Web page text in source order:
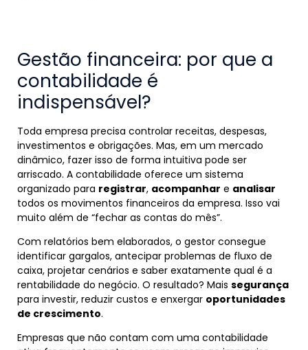
Gestão financeira: por que a
contabilidade é
indispensável?
Toda empresa precisa controlar receitas, despesas,
investimentos e obrigações. Mas, em um mercado
dinâmico, fazer isso de forma intuitiva pode ser
arriscado. A contabilidade oferece um sistema
organizado para registrar, acompanhar e analisar
todos os movimentos financeiros da empresa. Isso vai
muito além de “fechar as contas do mês”.
Com relatórios bem elaborados, o gestor consegue
identificar gargalos, antecipar problemas de fluxo de
caixa, projetar cenários e saber exatamente qual é a
rentabilidade do negócio. O resultado? Mais segurança
para investir, reduzir custos e enxergar oportunidades
de crescimento.
Empresas que não contam com uma contabilidade